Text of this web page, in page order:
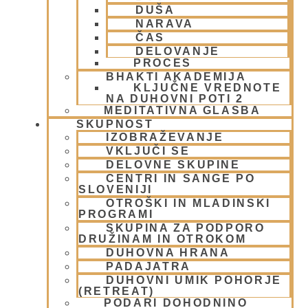
DUŠA
NARAVA
ČAS
DELOVANJE
PROCES
BHAKTI AKADEMIJA
KLJUČNE VREDNOTE
NA DUHOVNI POTI 2
MEDITATIVNA GLASBA
SKUPNOST
IZOBRAŽEVANJE
VKLJUČI SE
DELOVNE SKUPINE
CENTRI IN SANGE PO
SLOVENIJI
OTROŠKI IN MLADINSKI
PROGRAMI
SKUPINA ZA PODPORO
DRUŽINAM IN OTROKOM
DUHOVNA HRANA
PADAJATRA
DUHOVNI UMIK POHORJE
(RETREAT)
PODARI DOHODNINO
Krišnove inkarnacije(11)
(9)
MORALA IN ETIKA(5)
Napitki – topli
(1)
Napovednik(10)
Nedeljska predavanja in festivali
(1)
Nove knjige(6)
Novice iz skupnosti(1)
Obiski fakultete – šole(6)
Padajatra 2008(12)
PADAYATRA
(3)
Pogosta vprašanja(2)
Popotovanja(1)
Poučne zgodbe in nauki
Prabhupadovi učenci in ostali(3)
Predavanja(2)
Predstavitev(9)
Prigrizki
(1)
Prireditve (7)
Priti Vardhana das(1)